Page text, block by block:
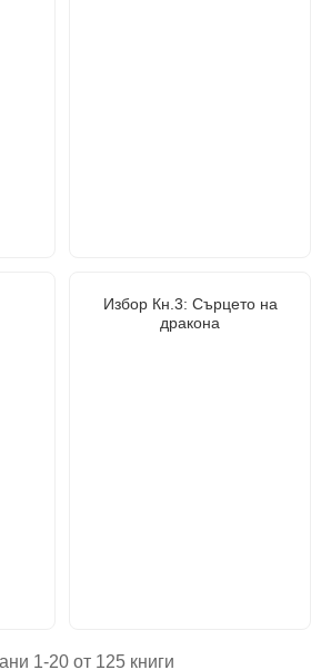
Избор Кн.3: Сърцето на
дракона
1-20 от 125 книги